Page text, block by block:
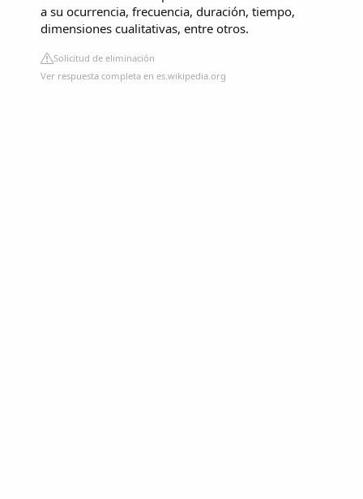
a su ocurrencia, frecuencia, duración, tiempo,
dimensiones cualitativas, entre otros.
Solicitud de eliminación
Ver respuesta completa en es.wikipedia.org